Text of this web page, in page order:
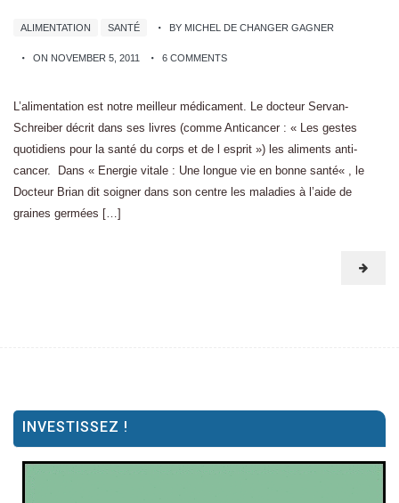
ALIMENTATION SANTÉ BY MICHEL DE CHANGER GAGNER
ON NOVEMBER 5, 2011 6 COMMENTS
L’alimentation est notre meilleur médicament. Le docteur Servan-
Schreiber décrit dans ses livres (comme Anticancer : « Les gestes
quotidiens pour la santé du corps et de l esprit ») les aliments anti-
cancer. Dans « Energie vitale : Une longue vie en bonne santé« , le
Docteur Brian dit soigner dans son centre les maladies à l’aide de
graines germées […]
INVESTISSEZ !